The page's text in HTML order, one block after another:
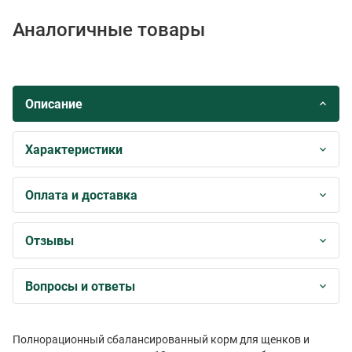
Аналогичные товары
Описание
Характеристики
Оплата и доставка
Отзывы
Вопросы и ответы
Полнорационный сбалансированный корм для щенков и